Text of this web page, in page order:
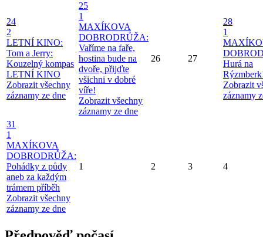
24
2
LETNÍ KINO:
Tom a Jerry:
Kouzelný kompas
LETNÍ KINO
Zobrazit všechny
záznamy ze dne
25
1
MAXÍKOVA
DOBRODRŮŽA:
Vaříme na faře,
hostina bude na
dvoře, přijďte
všichni v dobré
víře!
Zobrazit všechny
záznamy ze dne
26 27
28
1
Hurá na
Zobrazit
záznamy
31
1
MAXÍKOVA
DOBRODRŮŽA:
Pohádky z půdy
aneb za každým
trámem příběh
Zobrazit všechny
záznamy ze dne
1 2 3 4